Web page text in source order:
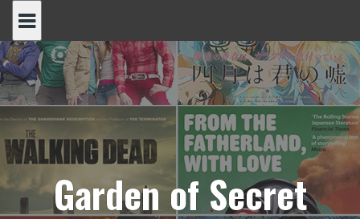
content
Garden of Secret